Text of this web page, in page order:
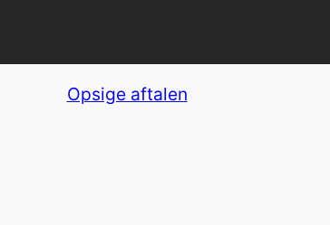
Opsige aftalen